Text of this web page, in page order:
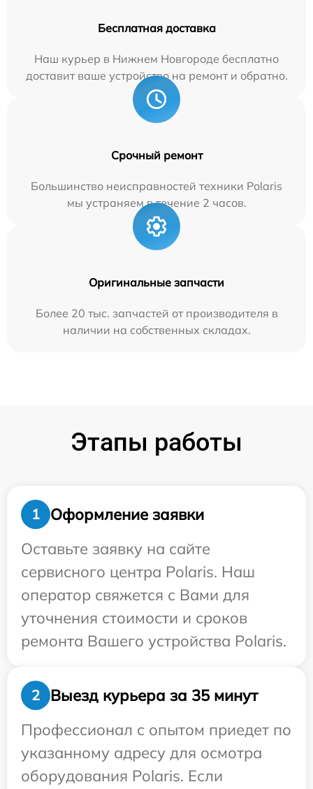
Бесплатная доставка
Наш курьер в Нижнем Новгороде бесплатно
доставит ваше устройство на ремонт и обратно.
Срочный ремонт
Большинство неисправностей техники Polaris
мы устраняем в течение 2 часов.
Оригинальные запчасти
Более 20 тыс. запчастей от производителя в
наличии на собственных складах.
Этапы работы
1
Оформление заявки
Оставьте заявку на сайте
сервисного центра Polaris. Наш
оператор свяжется с Вами для
уточнения стоимости и сроков
ремонта Вашего устройства Polaris.
2
Выезд курьера за 35 минут
Профессионал с опытом приедет по
указанному адресу для осмотра
оборудования Polaris. Если